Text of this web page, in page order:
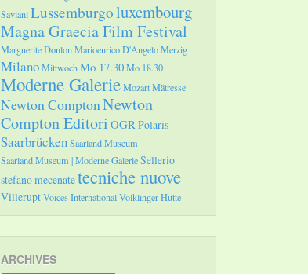
SavianiLussemburgoluxembourg
Magna Graecia Film Festival
Marguerite DonlonMarioenrico D'AngeloMerzig
MilanoMittwochMo 17.30Mo 18.30
Moderne GalerieMozartMätresse
Newton ComptonNewton
Compton Editori OGRPolaris
SaarbrückenSaarland.Museum
Saarland.Museum | Moderne GalerieSellerio
stefano mecenatetecniche nuove
VilleruptVoices InternationalVölklinger Hütte
ARCHIVES